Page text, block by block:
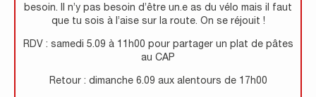
besoin. Il n’y pas besoin d’être un.e as du vélo mais il faut
que tu sois à l’aise sur la route. On se réjouit !
RDV : samedi 5.09 à 11h00 pour partager un plat de pâtes
au CAP
Retour : dimanche 6.09 aux alentours de 17h00